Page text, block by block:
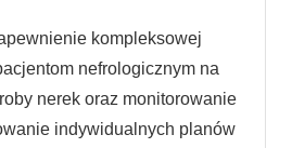
kompleksowej
nefrologicznym na
nerek oraz monitorowanie
indywidualnych planów